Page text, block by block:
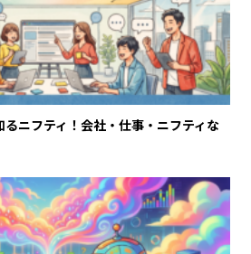
るニフティ！会社・仕事・ニフティな